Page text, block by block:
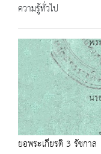
ความรู้ทั่วไป
ยอพระเกียรติ 3 รัชกาล